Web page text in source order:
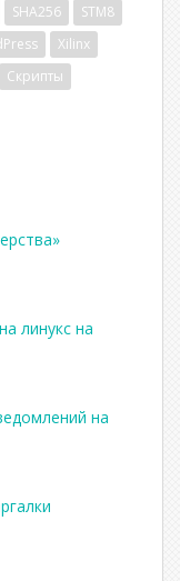
SHA256
STM8
Xilinx
Скрипты
линукс на
на